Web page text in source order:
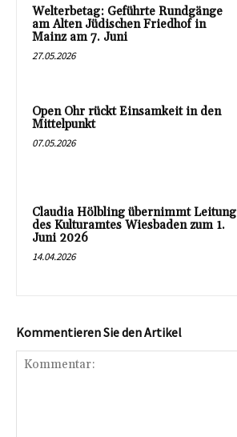
Welterbetag: Geführte Rundgänge
am Alten Jüdischen Friedhof in
Mainz am 7. Juni
27.05.2026
Open Ohr rückt Einsamkeit in den
Mittelpunkt
07.05.2026
Claudia Hölbling übernimmt Leitung
des Kulturamtes Wiesbaden zum 1.
Juni 2026
14.04.2026
Kommentieren Sie den Artikel